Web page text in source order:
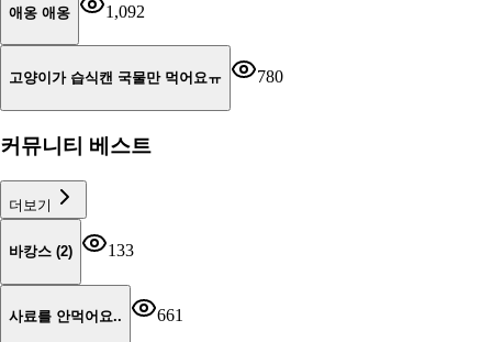
애옹 애옹 1,092
고양이가 습식캔 국물만 먹어요ㅠ 780
커뮤니티 베스트
더보기
바캉스 (2) 133
사료를 안먹어요.. 661